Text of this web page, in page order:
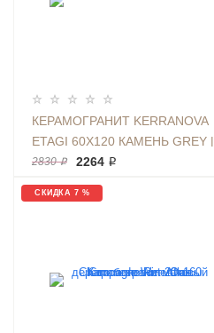
КЕРАМОГРАНИТ KERRANOVA
ETAGI 60Х120 КАМЕНЬ GREY |
ФОН K-2015/MR/600X1200X11
2830 ₽ 2264 ₽
СКИДКА 7 %